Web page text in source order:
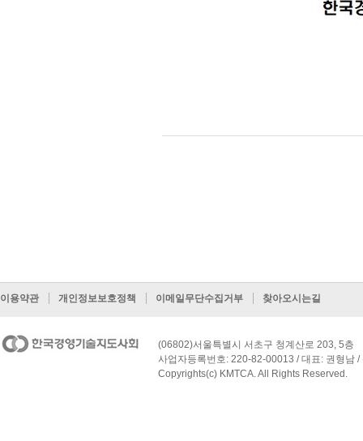
이용약관 개인정보보호정책 이메일무단수집거부 찾아오시는길
(06802)서울특별시 서초구 청계산로 203, 5층
사업자등록번호: 220-82-00013 / 대표: 권형남
Copyrights(c) KMTCA. All Rights Reserved.